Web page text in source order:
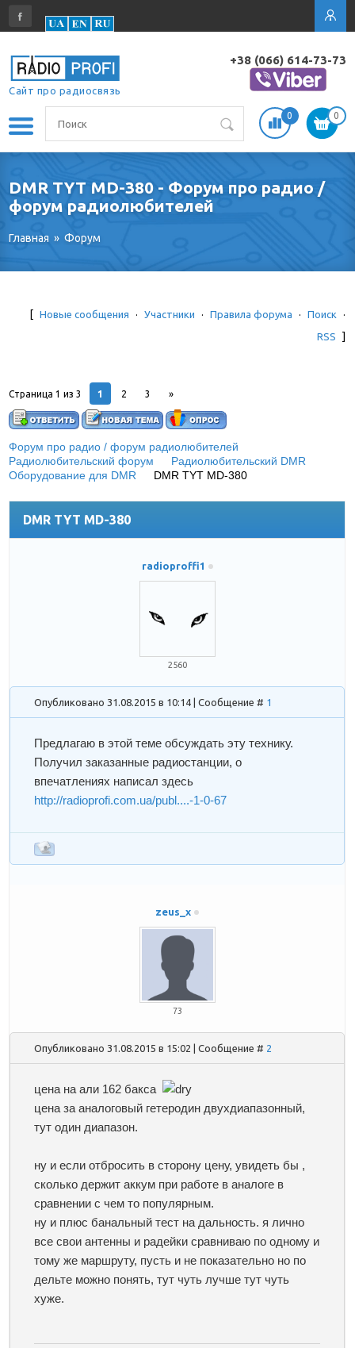
Сайт про радиосвязь
+38 (066) 614-73-73
0 0
DMR TYT MD-380 - Форум про радио /
форум радиолюбителей
Главная » Форум
[ Новые сообщения · Участники · Правила форума · Поиск
·
RSS
]
Страница1 из3 1 2 3 »
Форум про радио / форум радиолюбителей
Радиолюбительский форум
Радиолюбительский DMR
Оборудование для DMR
DMR TYT MD-380
DMR TYT MD-380
radioproffi1
2560
Опубликовано 31.08.2015 в 10:14 | Сообщение # 1
Предлагаю в этой теме обсуждать эту технику.
Получил заказанные радиостанции, о
впечатлениях написал здесь
http://radioprofi.com.ua/publ....-1-0-67
zeus_x
73
Опубликовано 31.08.2015 в 15:02 | Сообщение # 2
цена на али 162 бакса
цена за аналоговый гетеродин двухдиапазонный,
тут один диапазон.
ну и если отбросить в сторону цену, увидеть бы ,
сколько держит аккум при работе в аналоге в
сравнении с чем то популярным.
ну и плюс банальный тест на дальность. я лично
все свои антенны и радейки сравниваю по одному и
тому же маршруту, пусть и не показательно но по
дельте можно понять, тут чуть лучше тут чуть
хуже.